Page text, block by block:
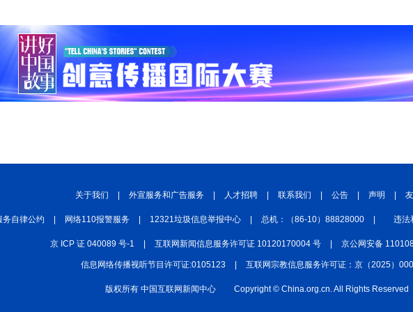
关于我们 外宣服务和广告服务 人才招聘 联系我们 公告 声明
务自律公约 网络110报警服务 12321垃圾信息举报中心 总机：（86-10）88828000 违法
京 ICP 证 040089 号-1 互联网新闻信息服务许可证 10120170004 号 京公网安备
信息网络传播视听节目许可证:0105123 互联网宗教信息服务许可证：京（2025）
版权所有 中国互联网新闻中心 Copyright © China.org.cn. All Rights Reserved